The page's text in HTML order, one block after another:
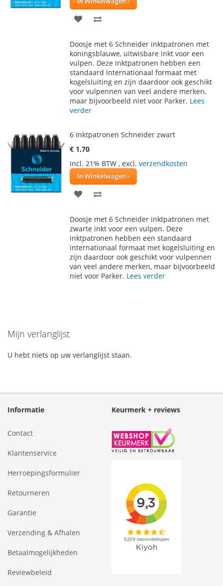
VOEG
AAN
VERLANGLIJST
TE
VERGELIJKEN
Doosje met 6 Schneider inktpatronen met
koningsblauwe, uitwisbare inkt voor een
vulpen. Deze inktpatronen hebben een
standaard internationaal formaat met
kogelsluiting en zijn daardoor ook geschikt
voor vulpennen van veel andere merken,
maar bijvoorbeeld niet voor Parker. Lees
verder
6 Inktpatronen Schneider zwart
€ 1,70
Incl. 21% BTW , excl. verzendkosten
In Winkelwagen
VOEG
AAN
VERLANGLIJST
TE
VERGELIJKEN
Doosje met 6 Schneider inktpatronen met
zwarte inkt voor een vulpen. Deze
inktpatronen hebben een standaard
internationaal formaat met kogelsluiting en
zijn daardoor ook geschikt voor vulpennen
van veel andere merken, maar bijvoorbeeld
niet voor Parker. Lees verder
Mijn verlanglijst
U hebt niets op uw verlanglijst staan.
Informatie
Contact
Klantenservice
Herroepingsformulier
Retourneren
Garantie
Verzending & Afhalen
Betaalmogelijkheden
Reviewbeleid
Keurmerk + reviews